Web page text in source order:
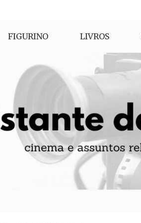
FIGURINO LIVROS